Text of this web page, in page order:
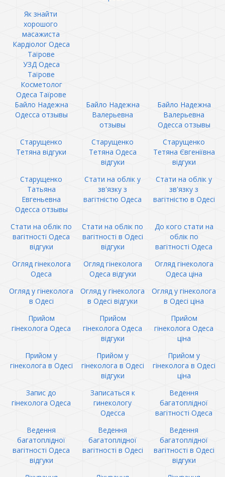
Як знайти
хорошого
масажиста
Кардіолог Одеса
Таїрове
УЗД Одеса
Таїрове
Косметолог
Одеса Таїрове
Байло Надежна
Одесса отзывы
Байло Надежна
Валерьевна
отзывы
Байло Надежна
Валерьевна
Одесса отзывы
Старущенко
Тетяна відгуки
Старущенко
Тетяна Одеса
відгуки
Старущенко
Тетяна Євгеніївна
відгуки
Старущенко
Татьяна
Евгеньевна
Одесса отзывы
Стати на облік у
зв'язку з
вагітністю Одеса
Стати на облік у
зв'язку з
вагітністю в Одесі
Стати на облік по
вагітності Одеса
відгуки
Стати на облік по
вагітності в Одесі
відгуки
До кого стати на
облік по
вагітності Одеса
Огляд гінеколога
Одеса
Огляд гінеколога
Одеса відгуки
Огляд гінеколога
Одеса ціна
Огляд у гінеколога
в Одесі
Огляд у гінеколога
в Одесі відгуки
Огляд у гінеколога
в Одесі ціна
Прийом
гінеколога Одеса
Прийом
гінеколога Одеса
відгуки
Прийом
гінеколога Одеса
ціна
Прийом у
гінеколога в Одесі
Прийом у
гінеколога в Одесі
відгуки
Прийом у
гінеколога в Одесі
ціна
Запис до
гінеколога Одеса
Записаться к
гинекологу
Одесса
Ведення
багатоплідної
вагітності Одеса
Ведення
багатоплідної
вагітності Одеса
відгуки
Ведення
багатоплідної
вагітності в Одесі
Ведення
багатоплідної
вагітності в Одесі
відгуки